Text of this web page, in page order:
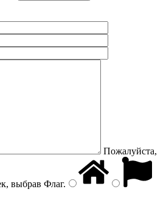
Пожалуйста,
выбрав Флаг.